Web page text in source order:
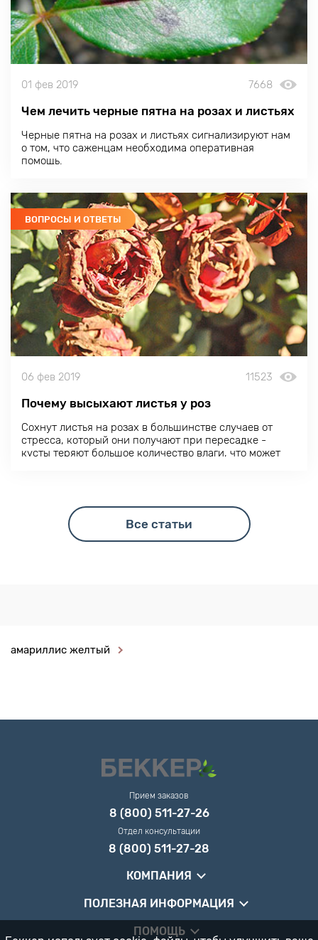
01 фев 2019 7668
Чем лечить черные пятна на розах и листьях
Черные пятна на розах и листьях сигнализируют нам
о том, что саженцам необходима оперативная
помощь.
ВОПРОСЫ И ОТВЕТЫ
06 фев 2019 11523
Почему высыхают листья у роз
Сохнут листья на розах в большинстве случаев от
стресса, который они получают при пересадке -
кусты теряют большое количество влаги, что может
Все статьи
амариллис желтый
Прием заказов
8 (800) 511-27-26
Отдел консультации
8 (800) 511-27-28
КОМПАНИЯ
ПОЛЕЗНАЯ ИНФОРМАЦИЯ
ПОМОЩЬ